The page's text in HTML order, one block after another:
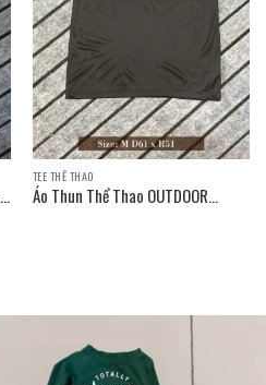
TEE THỂ THAO
Áo Thun Thể Thao OUTDOOR